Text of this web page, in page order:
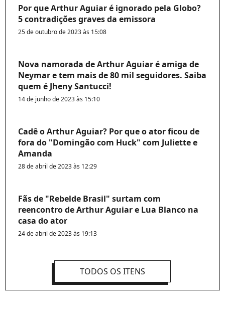
Por que Arthur Aguiar é ignorado pela Globo?
5 contradições graves da emissora
25 de outubro de 2023 às 15:08
Nova namorada de Arthur Aguiar é amiga de
Neymar e tem mais de 80 mil seguidores. Saiba
quem é Jheny Santucci!
14 de junho de 2023 às 15:10
Cadê o Arthur Aguiar? Por que o ator ficou de
fora do "Domingão com Huck" com Juliette e
Amanda
28 de abril de 2023 às 12:29
Fãs de "Rebelde Brasil" surtam com
reencontro de Arthur Aguiar e Lua Blanco na
casa do ator
24 de abril de 2023 às 19:13
TODOS OS ITENS